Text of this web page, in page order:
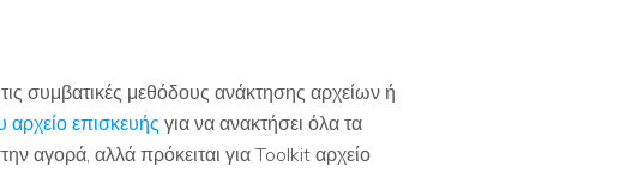
συμβατικές μεθόδους ανάκτησης αρχείων ή
αρχείο επισκευής για να ανακτήσει όλα τα
αγορά, αλλά πρόκειται για Toolkit αρχείο